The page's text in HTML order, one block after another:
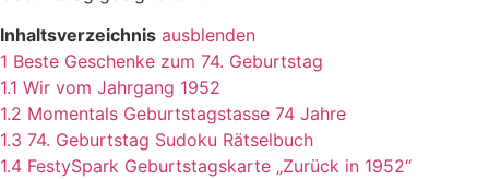
Inhaltsverzeichnis ausblenden
1 Beste Geschenke zum 74. Geburtstag
1.1 Wir vom Jahrgang 1952
1.2 Momentals Geburtstagstasse 74 Jahre
1.3 74. Geburtstag Sudoku Rätselbuch
1.4 FestySpark Geburtstagskarte „Zurück in 1952“